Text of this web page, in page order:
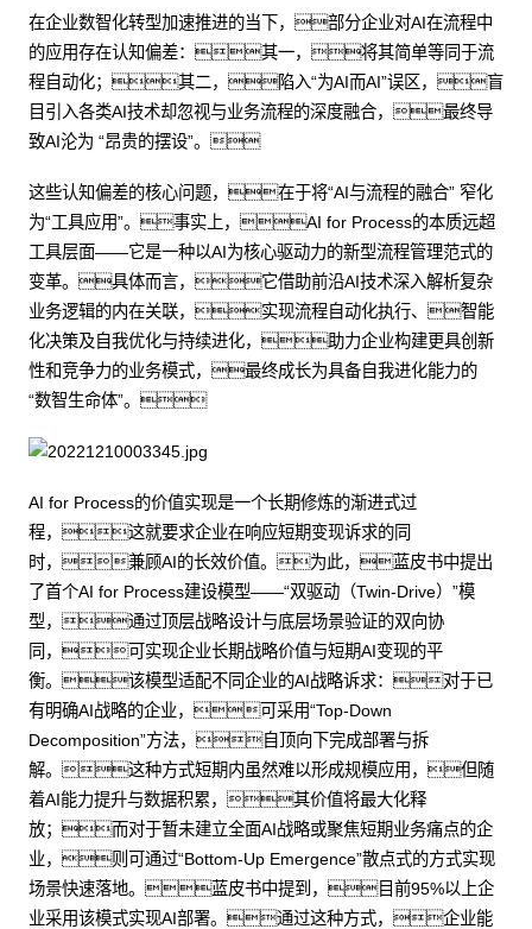
在企业数智化转型加速推进的当下，部分企业对AI在流程中
的应用存在认知偏差：其一，将其简单等同于流
程自动化；其二，陷入“为AI而AI”误区，盲
目引入各类AI技术却忽视与业务流程的深度融合，最终导
致AI沦为 “昂贵的摆设”。
这些认知偏差的核心问题，在于将“AI与流程的融合” 窄化
为“工具应用”。事实上，AI for Process的本质远超
工具层面——它是一种以AI为核心驱动力的新型流程管理范式的
变革。具体而言，它借助前沿AI技术深入解析复杂
业务逻辑的内在关联，实现流程自动化执行、智能
化决策及自我优化与持续进化，助力企业构建更具创新
性和竞争力的业务模式，最终成长为具备自我进化能力的
“数智生命体”。
AI for Process的价值实现是一个长期修炼的渐进式过
程，这就要求企业在响应短期变现诉求的同
时，兼顾AI的长效价值。为此，蓝皮书中提出
了首个AI for Process建设模型——“双驱动（Twin-Drive）”模
型，通过顶层战略设计与底层场景验证的双向协
同，可实现企业长期战略价值与短期AI变现的平
衡。该模型适配不同企业的AI战略诉求：对于已
有明确AI战略的企业，可采用“Top-Down
Decomposition”方法，自顶向下完成部署与拆
解。这种方式短期内虽然难以形成规模应用，但随
着AI能力提升与数据积累，其价值将最大化释
放；而对于暂未建立全面AI战略或聚焦短期业务痛点的企
业，则可通过“Bottom-Up Emergence”散点式的方式实现
场景快速落地。蓝皮书中提到，目前95%以上企
业采用该模式实现AI部署。通过这种方式，企业能